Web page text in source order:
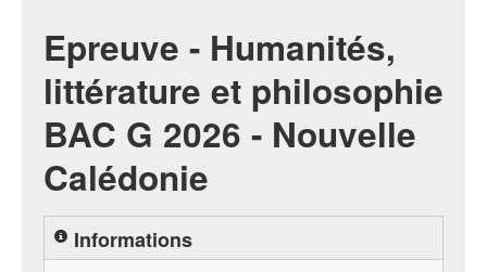
Epreuve - Humanités,
littérature et philosophie
BAC G 2026 - Nouvelle
Calédonie
Informations